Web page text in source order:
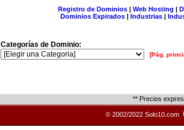
Registro de Dominios| Web Hosting |
Dominios Expirados | Industrias |
Categorías de Dominio:
[Pág.
** Precios
© 2002/2022 Solo10.com